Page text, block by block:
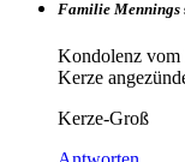
Familie Mennings
Kondolenz vom
Kerze
Kerze-Groß